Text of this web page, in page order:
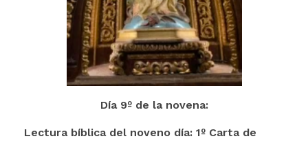
Día 9º de la novena:
Lectura bíblica del noveno día: 1º Carta de